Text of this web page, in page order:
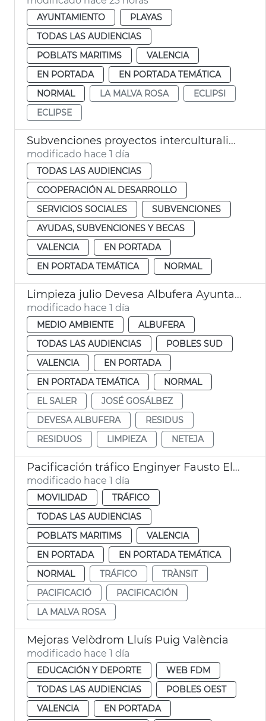
AYUNTAMIENTO
PLAYAS
TODAS LAS AUDIENCIAS
POBLATS MARITIMS
VALENCIA
EN PORTADA
EN PORTADA TEMÁTICA
NORMAL
LA MALVA ROSA
ECLIPSI
ECLIPSE
Subvenciones proyectos interculturalidad, prevención del racismo y la xenofobia
modificado hace 1 día
TODAS LAS AUDIENCIAS
COOPERACIÓN AL DESARROLLO
SERVICIOS SOCIALES
SUBVENCIONES
AYUDAS, SUBVENCIONES Y BECAS
VALENCIA
EN PORTADA
EN PORTADA TEMÁTICA
NORMAL
Limpieza julio Devesa Albufera Ayuntamiento València
modificado hace 1 día
MEDIO AMBIENTE
ALBUFERA
TODAS LAS AUDIENCIAS
POBLES SUD
VALENCIA
EN PORTADA
EN PORTADA TEMÁTICA
NORMAL
EL SALER
JOSÉ GOSÁLBEZ
DEVESA ALBUFERA
RESIDUS
RESIDUOS
LIMPIEZA NETEJA
Pacificación tráfico Enginyer Fausto Elío València
modificado hace 1 día
MOVILIDAD
TRÁFICO
TODAS LAS AUDIENCIAS
POBLATS MARITIMS
VALENCIA
EN PORTADA
EN PORTADA TEMÁTICA
NORMAL
TRÁFICO
TRÀNSIT
PACIFICACIÓ
PACIFICACIÓN
LA MALVA ROSA
Mejoras Velòdrom Lluís Puig València
modificado hace 1 día
EDUCACIÓN Y DEPORTE
WEB FDM
TODAS LAS AUDIENCIAS
POBLES OEST
VALENCIA
EN PORTADA